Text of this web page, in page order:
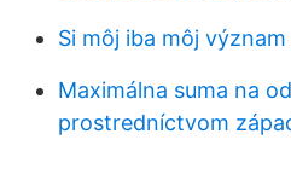
Si môj iba môj
Maximálna suma na
prostredníctvom